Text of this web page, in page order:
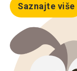
Saznajte više